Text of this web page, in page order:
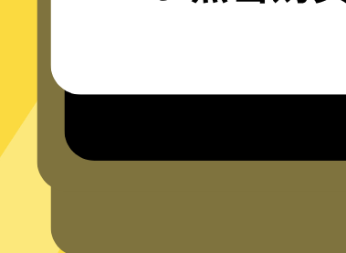
无任何网络或连接记录
欧服游戏加速器现在没有未来也不会记录任何登录历
DNS查询，以及任何可以用于识别跟踪您的信息。
欧服游戏加速器独有的分流模式会智能判断需要加速